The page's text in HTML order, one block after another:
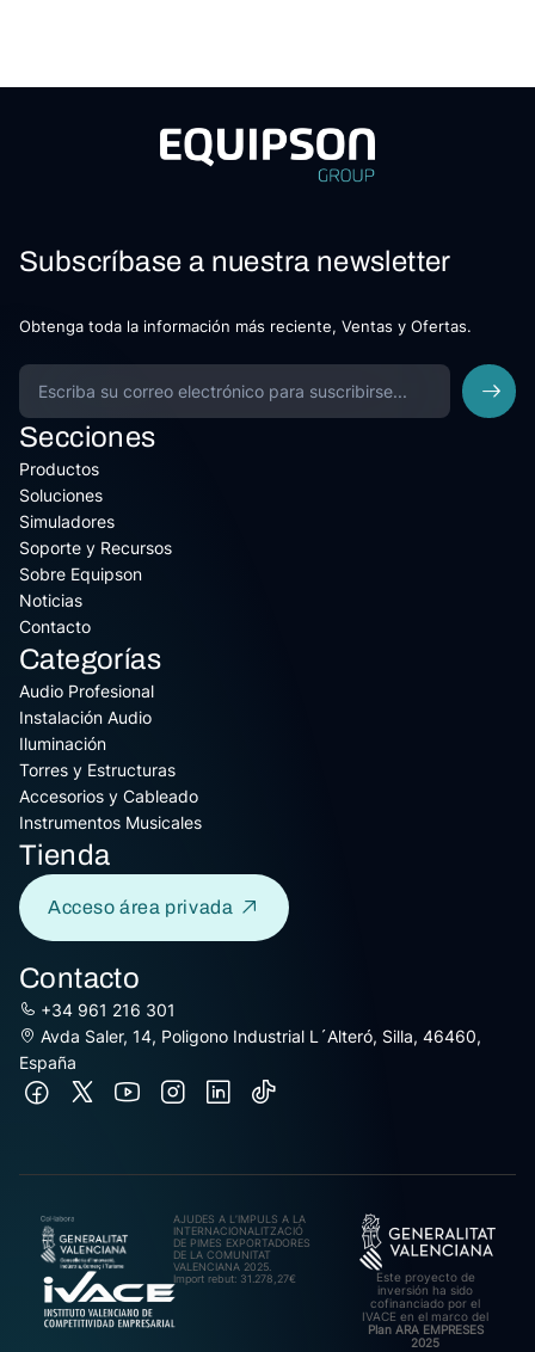
Subscríbase a nuestra newsletter
Obtenga toda la información más reciente, Ventas y Ofertas.
Secciones
Productos
Soluciones
Simuladores
Soporte y Recursos
Sobre Equipson
Noticias
Contacto
Categorías
Audio Profesional
Instalación Audio
Iluminación
Torres y Estructuras
Accesorios y Cableado
Instrumentos Musicales
Tienda
Acceso área privada
Contacto
+34 961 216 301
Avda Saler, 14, Poligono Industrial L´Alteró, Silla, 46460,
España
AJUDES A L’IMPULS A LA
INTERNACIONALITZACIÓ
DE PIMES EXPORTADORES
DE LA COMUNITAT
VALENCIANA 2025.
Import rebut: 31.278,27€
Este proyecto de
inversión ha sido
cofinanciado por el
IVACE en el marco del
Plan ARA EMPRESES
2025